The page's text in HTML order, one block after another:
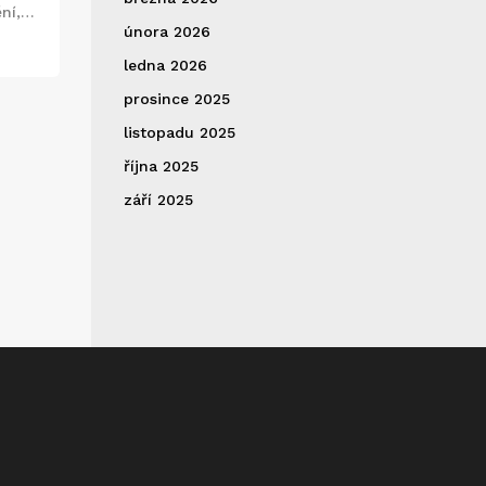
února 2026
ledna 2026
prosince 2025
listopadu 2025
října 2025
září 2025